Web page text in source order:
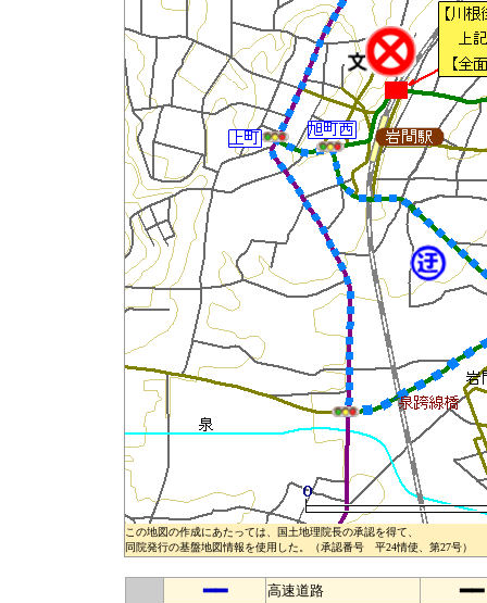
この地図の作成にあたっては、国土地理院長の承認を得て、
同院発行の基盤地図情報を使用した。（承認番号 平24情使、第27号）
━━ 高速道路
━━